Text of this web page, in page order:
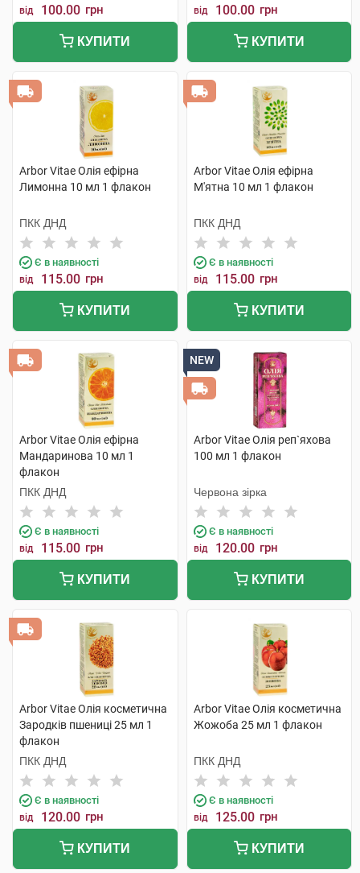
від 100.00 грн
КУПИТИ
від 100.00 грн
КУПИТИ
Arbor Vitae Олія ефірна
Лимонна 10 мл 1 флакон
ПКК ДНД
Є в наявності
від 115.00 грн
КУПИТИ
Arbor Vitae Олія ефірна
М'ятна 10 мл 1 флакон
ПКК ДНД
Є в наявності
від 115.00 грн
КУПИТИ
Arbor Vitae Олія ефірна
Мандаринова 10 мл 1
флакон
ПКК ДНД
Є в наявності
від 115.00 грн
КУПИТИ
NEW
Arbor Vitae Олія реп`яхова
100 мл 1 флакон
Червона зірка
Є в наявності
від 120.00 грн
КУПИТИ
Arbor Vitae Олія косметична
Зародків пшениці 25 мл 1
флакон
ПКК ДНД
Є в наявності
від 120.00 грн
КУПИТИ
Arbor Vitae Олія косметична
Жожоба 25 мл 1 флакон
ПКК ДНД
Є в наявності
від 125.00 грн
КУПИТИ